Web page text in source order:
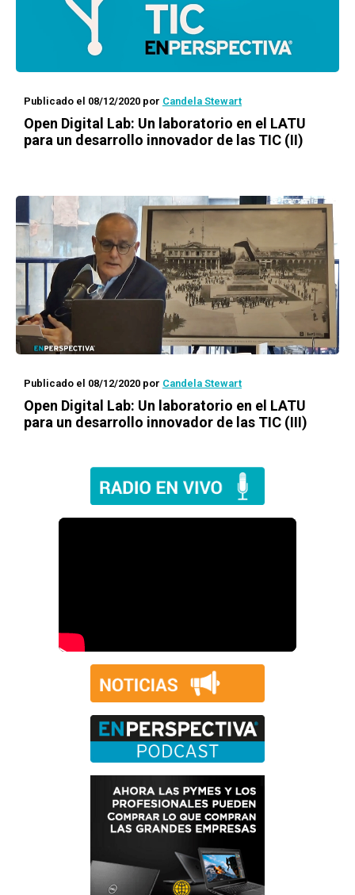
Publicado el 08/12/2020 por Candela Stewart
Open Digital Lab: Un laboratorio en el LATU
para un desarrollo innovador de las TIC (II)
Publicado el 08/12/2020 por Candela Stewart
Open Digital Lab: Un laboratorio en el LATU
para un desarrollo innovador de las TIC (III)